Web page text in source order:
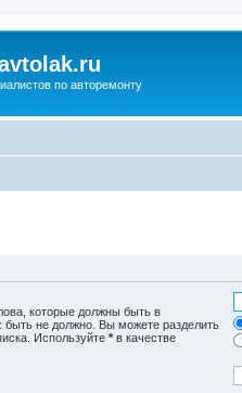
по авторемонту
которые должны быть в
быть не должно. Вы можете разделить
Используйте * в качестве